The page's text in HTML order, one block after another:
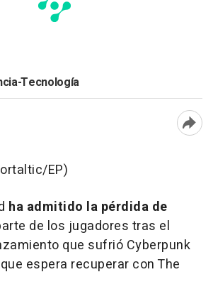
Tecnología
EP)
ha admitido la pérdida de
de los jugadores tras el
que sufrió Cyberpunk
espera recuperar con The